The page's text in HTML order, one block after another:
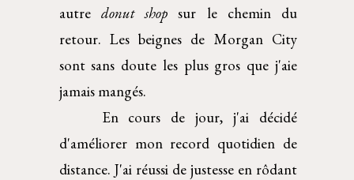
autre donut shopsur le chemin du
retour. Les beignes de Morgan City
sont sans doute les plus gros que j'aie
jamais mangés.
En cours de jour, j'ai décidé
d'améliorer mon record quotidien de
distance. J'ai réussi de justesse en rôdant